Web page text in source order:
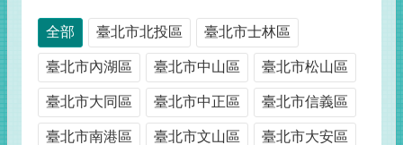
全部 臺北市北投區 臺北市士林區
臺北市內湖區 臺北市中山區 臺北市松山區
臺北市大同區 臺北市中正區 臺北市信義區
臺北市南港區 臺北市文山區 臺北市大安區